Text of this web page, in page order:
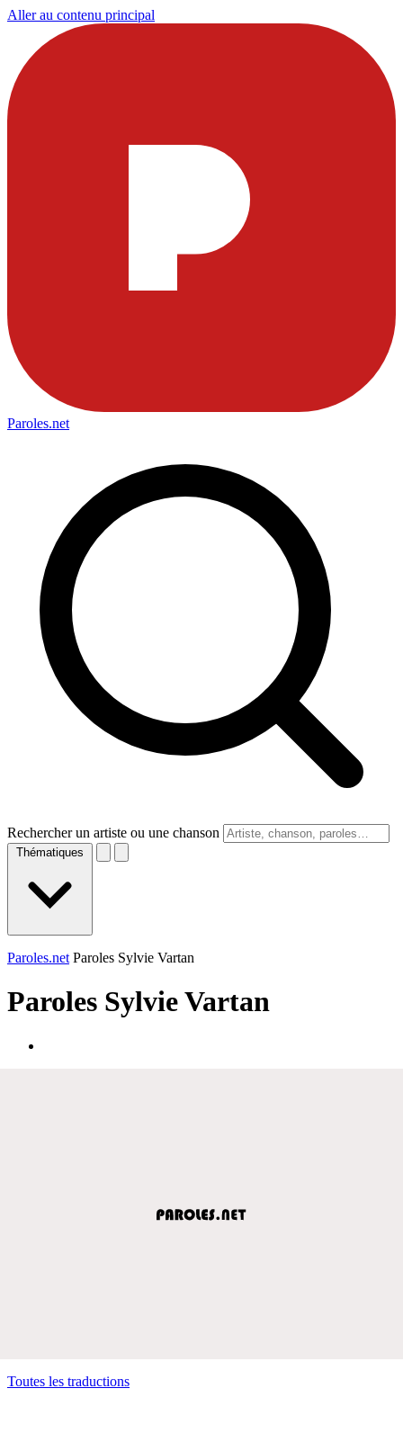
Aller au contenu principal
Paroles.net
Rechercher un artiste ou une chanson
Thématiques
Paroles.net Paroles Sylvie Vartan
Paroles Sylvie Vartan
Toutes les traductions